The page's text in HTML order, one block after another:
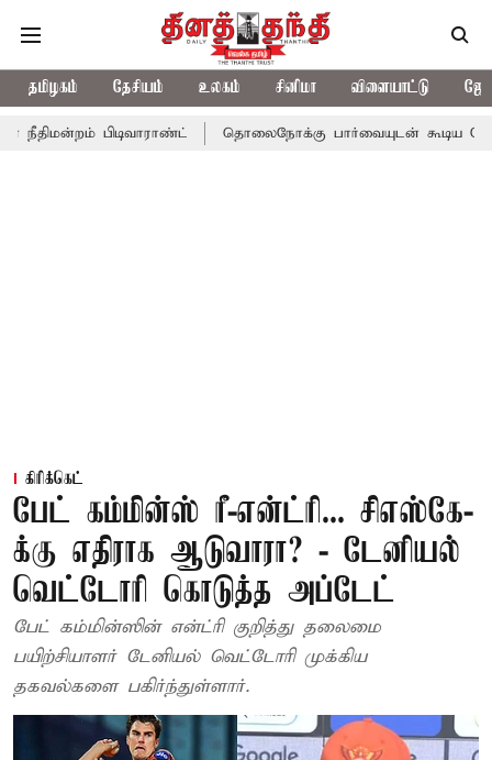
தமிழகம் தேசியம் உலகம் சினிமா விளையாட்டு
தொலைநோக்கு பார்வையுடன் கூடிய வேளாண்
கிரிக்கெட்
பேட் கம்மின்ஸ் ரீ-என்ட்ரி... சிஎஸ்கே-
க்கு எதிராக ஆடுவாரா? - டேனியல்
வெட்டோரி கொடுத்த அப்டேட்
பேட் கம்மின்ஸின் என்ட்ரி குறித்து தலைமை
பயிற்சியாளர் டேனியல் வெட்டோரி முக்கிய
தகவல்களை பகிர்ந்துள்ளார்.